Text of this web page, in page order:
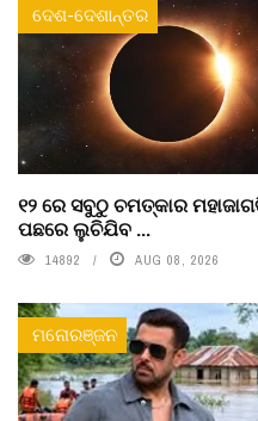
ଦେଶ-ଦେଶାନ୍ତର
୧୨ ରେ ସବୁଠୁ ଚମତ୍କାର
ପଛରେ ଲୁଚିଯିବ ...
14892 AUG 08, 2026
ମନୋରଞ୍ଜନ